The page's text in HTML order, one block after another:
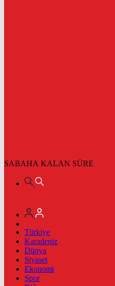
SABAHA KALAN SÜRE
Türkiye
Karadeniz
Dünya
Siyaset
Ekonomi
Spor